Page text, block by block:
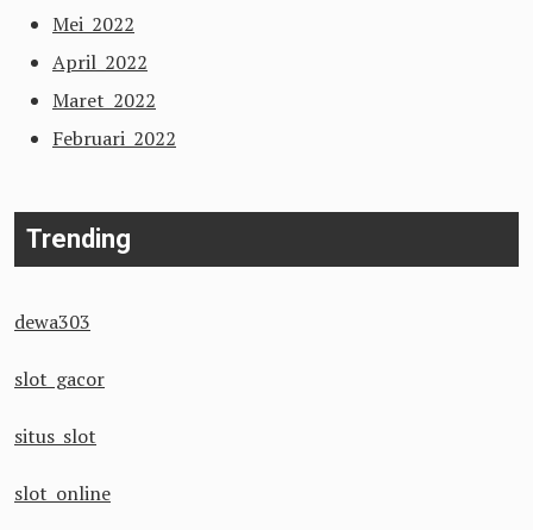
Mei 2022
April 2022
Maret 2022
Februari 2022
Trending
dewa303
slot gacor
situs slot
slot online